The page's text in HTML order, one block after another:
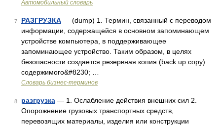
Автомобильный словарь
7 РАЗГРУЗКА — (dump) 1. Термин, связанный с переводом
информации, содержащейся в основном запоминающем
устройстве компьютера, в поддерживающее
запоминающее устройство. Таким образом, в целях
безопасности создается резервная копия (back up copy)
содержимого&#8230; …
Словарь бизнес-терминов
8 разгрузка — 1. Ослабление действия внешних сил 2.
Опорожнение грузовых транспортных средств,
перевозящих материалы, изделия или конструкции